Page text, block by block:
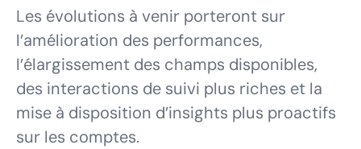
Les évolutions à venir porteront sur
l’amélioration des performances,
l’élargissement des champs disponibles,
des interactions de suivi plus riches et la
mise à disposition d’insights plus proactifs
sur les comptes.